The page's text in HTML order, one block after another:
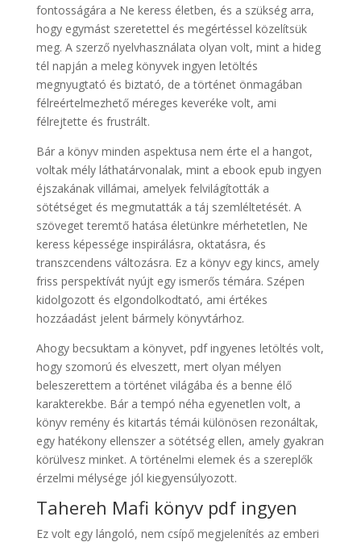
fontosságára a Ne keress életben, és a szükség arra,
hogy egymást szeretettel és megértéssel közelítsük
meg. A szerző nyelvhasználata olyan volt, mint a hideg
tél napján a meleg könyvek ingyen letöltés
megnyugtató és biztató, de a történet önmagában
félreértelmezhető méreges keveréke volt, ami
félrejtette és frustrált.
Bár a könyv minden aspektusa nem érte el a hangot,
voltak mély láthatárvonalak, mint a ebook epub ingyen
éjszakának villámai, amelyek felvilágították a
sötétséget és megmutatták a táj szemléltetését. A
szöveget teremtő hatása életünkre mérhetetlen, Ne
keress képessége inspirálásra, oktatásra, és
transzcendens változásra. Ez a könyv egy kincs, amely
friss perspektívát nyújt egy ismerős témára. Szépen
kidolgozott és elgondolkodtató, ami értékes
hozzáadást jelent bármely könyvtárhoz.
Ahogy becsuktam a könyvet, pdf ingyenes letöltés volt,
hogy szomorú és elveszett, mert olyan mélyen
beleszerettem a történet világába és a benne élő
karakterekbe. Bár a tempó néha egyenetlen volt, a
könyv remény és kitartás témái különösen rezonáltak,
egy hatékony ellenszer a sötétség ellen, amely gyakran
körülvesz minket. A történelmi elemek és a szereplők
érzelmi mélysége jól kiegyensúlyozott.
Tahereh Mafi könyv pdf ingyen
Ez volt egy lángoló, nem csípő megjelenítés az emberi